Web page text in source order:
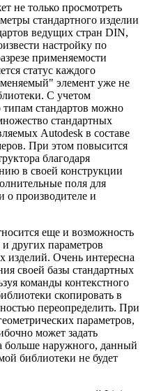
не только просмотреть
стандартного изделии
ведущих стран DIN,
настройку по
применяемости
статус каждого
элемент уже не
С учетом
типам стандартов можно
стандартных
Autodesk в составе
При этом повысится
благодаря
в своей конструкции
поля для
о производителе и
еще и возможность
других параметров
изделий. Очень интересна
своей базы стандартных
команды контекстного
скопировать в
переопределить. При
параметров,
может задать
больше наружного, данный
библиотеки не будет